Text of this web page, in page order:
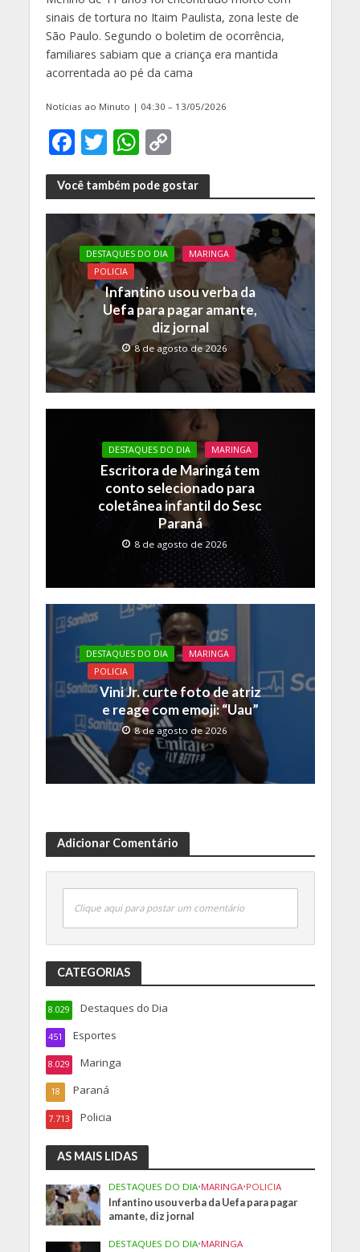
sinais de tortura no Itaim Paulista, zona leste de
São Paulo. Segundo o boletim de ocorrência,
familiares sabiam que a criança era mantida
acorrentada ao pé da cama
Notícias ao Minuto | 04:30 – 13/05/2026
F
ac
e
b
o
o
k
T
w
itt
er
W
h
at
s
A
p
p
C
o
p
y
Li
n
k
Você também pode gostar
DESTAQUES DO DIA
MARINGA
POLICIA
Infantino usou verba da
Uefa para pagar amante,
diz jornal
8 de agosto de 2026
DESTAQUES DO DIA MARINGA
Escritora de Maringá tem
conto selecionado para
coletânea infantil do Sesc
Paraná
8 de agosto de 2026
DESTAQUES DO DIA
MARINGA
POLICIA
Vini Jr. curte foto de atriz
e reage com emoji: “Uau”
8 de agosto de 2026
Adicionar Comentário
Clique aqui para postar um comentário
CATEGORIAS
Destaques do Dia
8.029
Esportes
451
Maringa
8.029
Paraná
18
Policia
7.713
AS MAIS LIDAS
DESTAQUES DO DIA•MARINGA•POLICIA
Infantino usou verba da Uefa para pagar
amante, diz jornal
DESTAQUES DO DIA•MARINGA